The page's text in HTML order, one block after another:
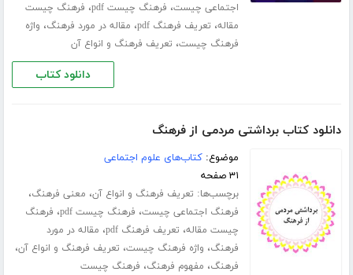
اجتماعی چیست، فرهنگ چیست pdf ، فرهنگ چیست
مقاله، تعریف فرهنگ pdf ، مقاله در مورد فرهنگ، واژه
فرهنگ چیست، تعریف فرهنگ و انواع آن
دانلود کتاب
دانلود کتاب برداشتی مردمی از فرهنگ
موضوع:کتاب‌های علوم اجتماعی
۳۱ صفحه
برچسب‌ها: تعریف فرهنگ و انواع آن، معنی فرهنگ،
فرهنگ اجتماعی چیست، فرهنگ چیست pdf ، فرهنگ
چیست مقاله، تعریف فرهنگ pdf ، مقاله در مورد
فرهنگ، واژه فرهنگ چیست، تعریف فرهنگ و انواع آن،
فرهنگ، مفهوم فرهنگ، فرهنگ چیست